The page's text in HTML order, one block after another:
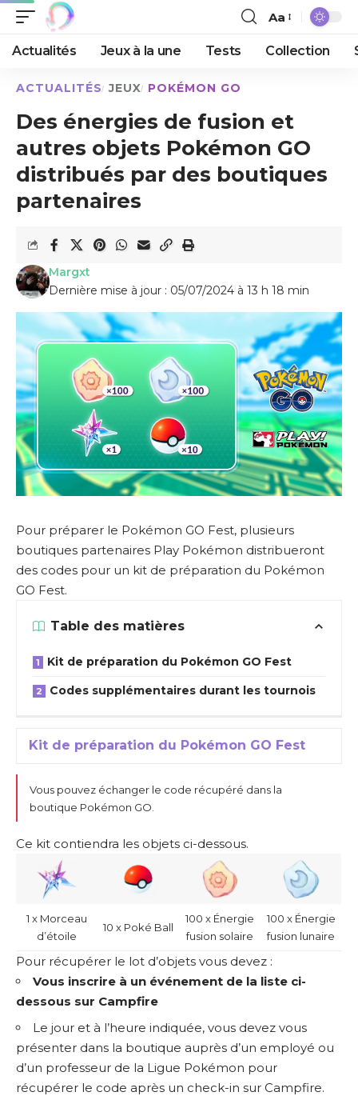
Aa
Actualités Jeux à la une Tests Collection
ACTUALITÉS JEUX POKÉMON GO
Des énergies de fusion et
autres objets Pokémon GO
distribués par des boutiques
partenaires
Dernière mise à jour : 05/07/2024 à 13 h 18 min
Margxt
Pour préparer le Pokémon GO Fest, plusieurs
boutiques partenaires Play Pokémon distribueront
des codes pour un kit de préparation du Pokémon
GO Fest.
Table des matières
Kit de préparation du Pokémon GO Fest
Codes supplémentaires durant les tournois
Kit de préparation du Pokémon GO Fest
Vous pouvez échanger le code récupéré dans la
boutique Pokémon GO
Ce kit contiendra les objets ci-dessous.
1 x Morceau
d’étoile
10 x Poké Ball
100 x Énergie
fusion solaire
100 x Énergie
fusion lunaire
Pour récupérer le lot d’objets vous devez :
Vous inscrire à un événement de la liste ci-
dessous sur Campfire
Le jour et à l’heure indiquée, vous devez vous
présenter dans la boutique auprès d’un employé ou
d’un professeur de la Ligue Pokémon pour
récupérer le code après un check-in sur Campfire.